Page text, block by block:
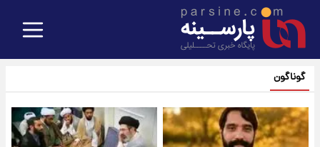
گوناگون